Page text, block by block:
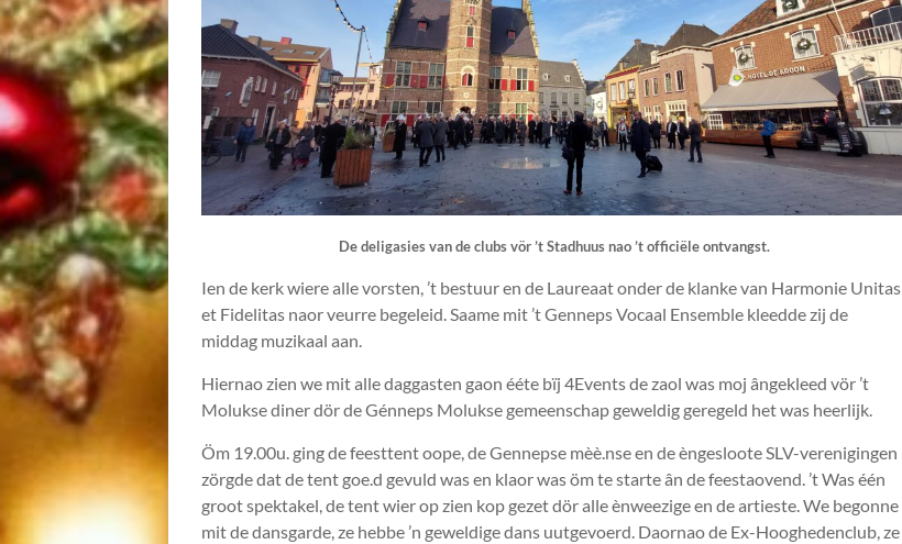
De deligasies van de clubs vör ’t Stadhuus nao ’t officiële ontvangst.
Ien de kerk wiere alle vorsten, ’t bestuur en de Laureaat onder de klanke van Harmonie Unitas
et Fidelitas naor veurre begeleid. Saame mit ’t Genneps Vocaal Ensemble kleedde zij de
middag muzikaal aan.
Hiernao zien we mit alle daggasten gaon ééte bïj 4Events de zaol was moj ângekleed vör ’t
Molukse diner dör de Génneps Molukse gemeenschap geweldig geregeld het was heerlijk.
Öm 19.00u. ging de feesttent oope, de Gennepse mèè.nse en de èngesloote SLV-verenigingen
zörgde dat de tent goe.d gevuld was en klaor was öm te starte ân de feestaovend. ’t Was één
groot spektakel, de tent wier op zien kop gezet dör alle ènweezige en de artieste. We begonne
mit de dansgarde, ze hebbe ’n geweldige dans uutgevoerd. Daornao de Ex-Hooghedenclub, ze